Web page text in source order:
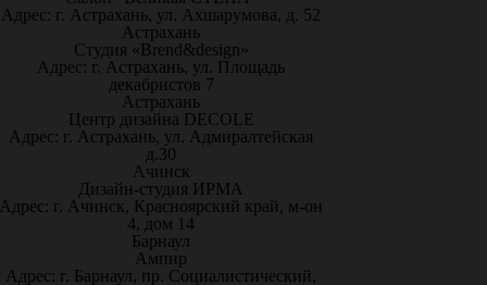
Адрес: г. Астрахань, ул. Ахшарумова, д. 52
Астрахань
Студия «Brend&design»
Адрес: г. Астрахань, ул. Площадь
декабристов 7
Астрахань
Центр дизайна DECOLE
Адрес: г. Астрахань, ул. Адмиралтейская
д.30
Ачинск
Дизайн-студия ИРМА
Адрес: г. Ачинск, Красноярский край, м-он
4, дом 14
Барнаул
Ампир
Адрес: г. Барнаул, пр. Социалистический,